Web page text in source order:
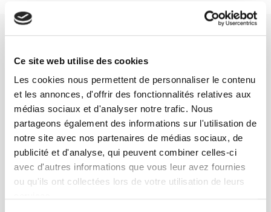
Ce site web utilise des cookies
Les cookies nous permettent de personnaliser le contenu
et les annonces, d'offrir des fonctionnalités relatives aux
médias sociaux et d'analyser notre trafic. Nous
partageons également des informations sur l'utilisation de
notre site avec nos partenaires de médias sociaux, de
publicité et d'analyse, qui peuvent combiner celles-ci
avec d'autres informations que vous leur avez fournies
ou qu'ils ont collectées lors de votre utilisation de leurs
Maison d'édition dédiée aux sciences humaines et sociales, les
Presses de Sciences Po participent depuis leur création en 1976
à la transmission des savoirs et des idéescontinuer
CONTACTS
FOREIGN RIGHTS